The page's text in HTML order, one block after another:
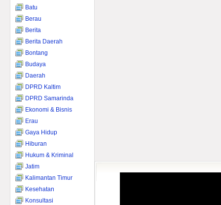
Batu
Berau
Berita
Berita Daerah
Bontang
Budaya
Daerah
DPRD Kaltim
DPRD Samarinda
Ekonomi & Bisnis
Erau
Gaya Hidup
Hiburan
Hukum & Kriminal
Jatim
Kalimantan Timur
Kesehatan
Konsultasi